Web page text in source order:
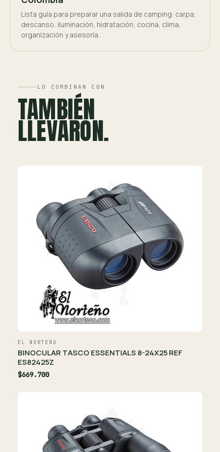
Lista guía para preparar una salida de camping: carpa,
descanso, iluminación, hidratación, cocina, clima,
organización y asesoría.
LO COMBINAN CON
TAMBIÉN
LLEVARON.
EL NORTEÑO
BINOCULAR TASCO ESSENTIALS 8-24X25 REF
ES82425Z
$669.700